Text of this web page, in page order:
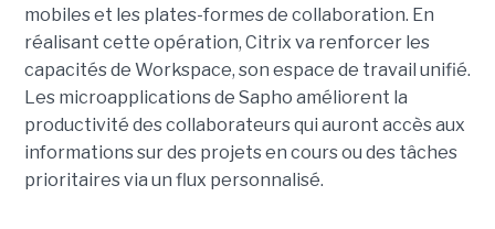
mobiles et les plates-formes de collaboration. En
réalisant cette opération, Citrix va renforcer les
capacités de Workspace, son espace de travail unifié.
Les microapplications de Sapho améliorent la
productivité des collaborateurs qui auront accès aux
informations sur des projets en cours ou des tâches
prioritaires via un flux personnalisé.